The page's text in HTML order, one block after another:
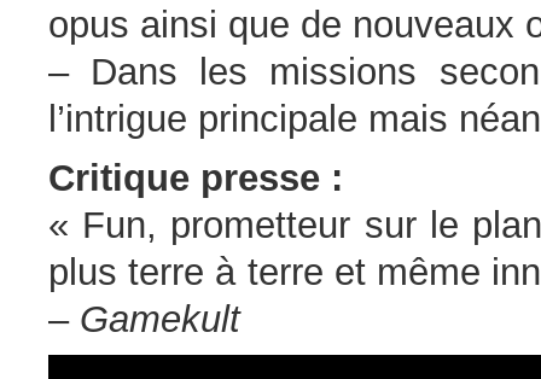
opus ainsi que de nouveaux
– Dans les missions
l’intrigue principale mais
Critique presse :
« Fun, prometteur sur le
plus terre à terre et même
– Gamekult